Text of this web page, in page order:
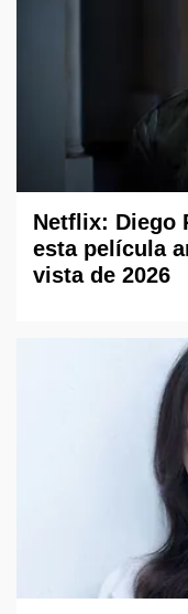
Netflix: Diego
esta película
vista de 2026